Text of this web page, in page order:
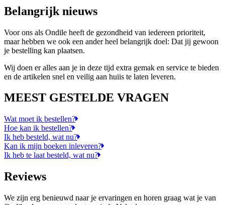
Belangrijk nieuws
Voor ons als Ondile heeft de gezondheid van iedereen prioriteit,
maar hebben we ook een ander heel belangrijk doel: Dat jij gewoon
je bestelling kan plaatsen.
Wij doen er alles aan je in deze tijd extra gemak en service te bieden
en de artikelen snel en veilig aan huiis te laten leveren.
MEEST GESTELDE VRAGEN
Wat moet ik bestellen?
Hoe kan ik bestellen?
Ik heb besteld, wat nu?
Kan ik mijn boeken inleveren?
Ik heb te laat besteld, wat nu?
Reviews
We zijn erg benieuwd naar je ervaringen en horen graag wat je van